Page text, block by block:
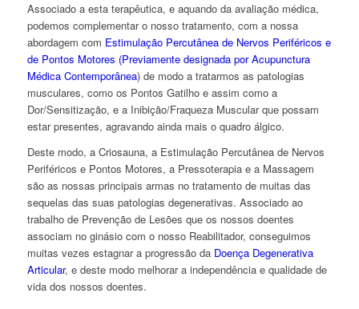
Associado a esta terapêutica, e aquando da avaliação médica,
podemos complementar o nosso tratamento, com a nossa
abordagem com Estimulação Percutânea de Nervos Periféricos e
de Pontos Motores (Previamente designada por Acupunctura
Médica Contemporânea) de modo a tratarmos as patologias
musculares, como os Pontos Gatilho e assim como a
Dor/Sensitização, e a Inibição/Fraqueza Muscular que possam
estar presentes, agravando ainda mais o quadro álgico.
Deste modo, a Criosauna, a Estimulação Percutânea de Nervos
Periféricos e Pontos Motores, a Pressoterapia e a Massagem
são as nossas principais armas no tratamento de muitas das
sequelas das suas patologias degenerativas. Associado ao
trabalho de Prevenção de Lesões que os nossos doentes
associam no ginásio com o nosso Reabilitador, conseguimos
muitas vezes estagnar a progressão da Doença Degenerativa
Articular, e deste modo melhorar a independência e qualidade de
vida dos nossos doentes.
Recuperação